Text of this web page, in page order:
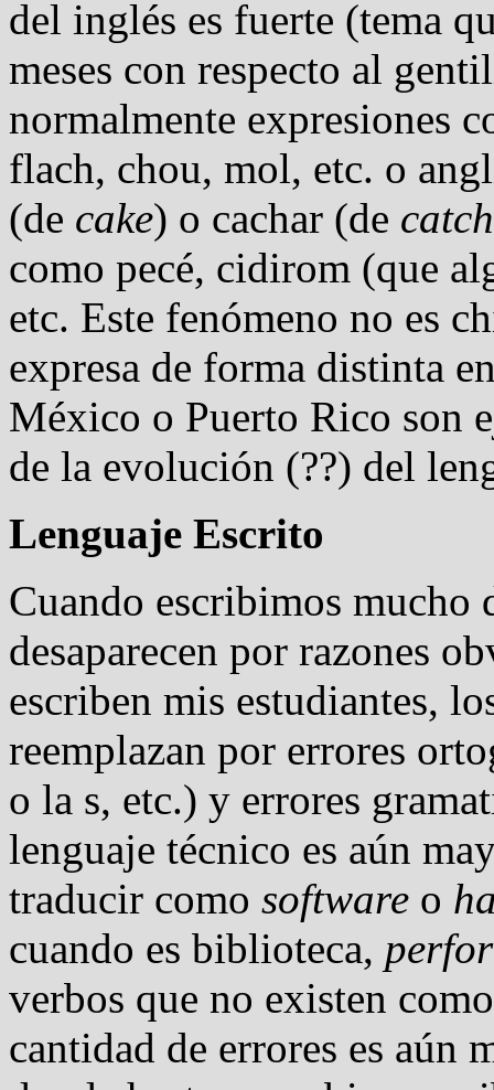
del inglés es fuerte (tema
meses con respecto al
normalmente expresiones
flach, chou, mol, etc. o
(de cake) o cachar (de catch
como pecé, cidirom (que
etc. Este fenómeno no es
expresa de forma distinta
México o Puerto Rico son
de la evolución (??) del
Lenguaje Escrito
Cuando escribimos mucho
desaparecen por razones
escriben mis estudiantes,
reemplazan por errores
o la s, etc.) y errores
lenguaje técnico es aún
traducir como software o
cuando es biblioteca,
verbos que no existen
cantidad de errores es aún